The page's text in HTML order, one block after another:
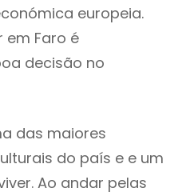
europeia.
em Faro é
decisão no
das maiores
do país e e um
Ao andar pelas